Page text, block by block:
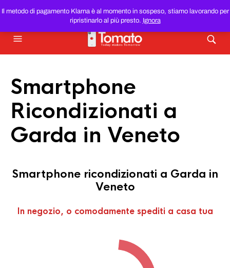
Il metodo di pagamento Klarna è al momento in sospeso, stiamo lavorando per
ripristinarlo al più presto. Ignora
SMARTPHONE E TABLET RICONDIZIONATIAL MIGLIOR
PREZZO DEL WEB!
Smartphone
Ricondizionati a
Garda in Veneto
Smartphone ricondizionati a Garda in
Veneto
In negozio, o comodamente spediti a casa tua